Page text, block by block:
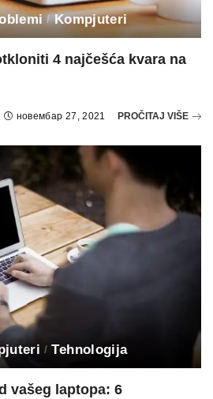
Kompjuteri
4 najčešća kvara na
новембар 27, 2021 PROČITAJ VIŠE
Tehnologija
vašeg laptopa: 6